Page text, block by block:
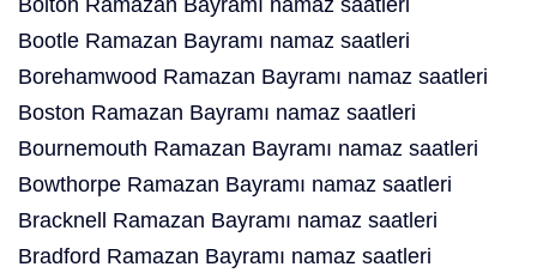
Bolton Ramazan Bayramı namaz saatleri
Bootle Ramazan Bayramı namaz saatleri
Borehamwood Ramazan Bayramı namaz saatleri
Boston Ramazan Bayramı namaz saatleri
Bournemouth Ramazan Bayramı namaz saatleri
Bowthorpe Ramazan Bayramı namaz saatleri
Bracknell Ramazan Bayramı namaz saatleri
Bradford Ramazan Bayramı namaz saatleri